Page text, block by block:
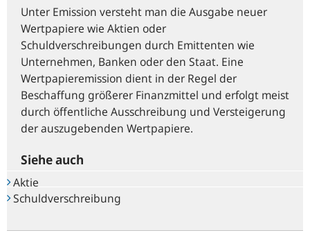
Unter Emission versteht man die Ausgabe neuer
Wertpapiere wie Aktien oder
Schuldverschreibungen durch Emittenten wie
Unternehmen, Banken oder den Staat. Eine
Wertpapieremission dient in der Regel der
Beschaffung größerer Finanzmittel und erfolgt meist
durch öffentliche Ausschreibung und Versteigerung
der auszugebenden Wertpapiere.
Siehe auch
Aktie
Schuldverschreibung